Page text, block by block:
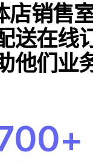
销售
送在线
他们业